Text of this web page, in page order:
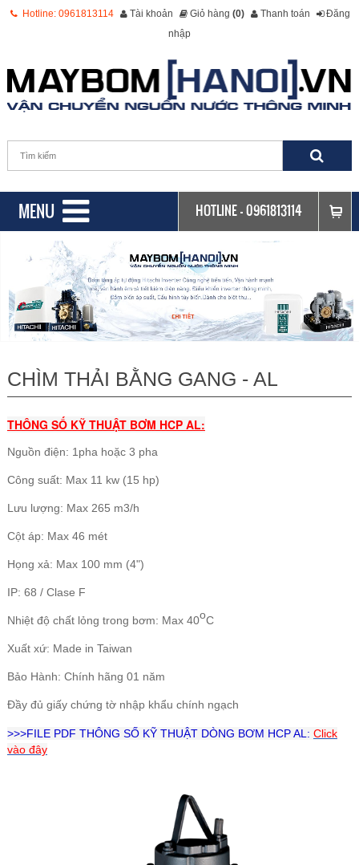
Hotline: 0961813114 Tài khoản Giỏ hàng (0) Thanh toán Đăng
nhập
MENU HOTLINE -0961813114
CHÌM THẢI BẰNG GANG - AL
THÔNG SỐ KỸ THUẬT BƠM HCP AL:
Nguồn điện: 1pha hoặc 3 pha
Công suất: Max 11 kw (15 hp)
Lưu lượng: Max 265 m3/h
Cột áp: Max 46 mét
Họng xả: Max 100 mm (4")
IP: 68 / Clase F
Nhiệt độ chất lỏng trong bơm: Max 40oC
Xuất xứ: Made in Taiwan
Bảo Hành: Chính hãng 01 năm
Đầy đủ giấy chứng tờ nhập khẩu chính ngạch
>>>FILE PDF THÔNG SỐ KỸ THUẬT DÒNG BƠM HCP AL: Click
vào đây